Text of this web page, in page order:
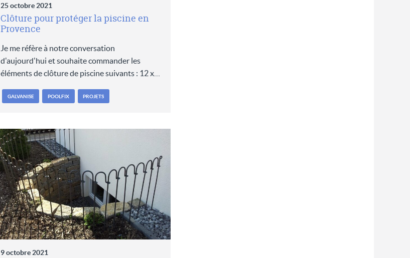
25 octobre 2021
Clôture pour protéger la piscine en
Provence
Je me réfère à notre conversation
d'aujourd'hui et souhaite commander les
éléments de clôture de piscine suivants : 12 x…
GALVANISE POOLFIX PROJETS
9 octobre 2021